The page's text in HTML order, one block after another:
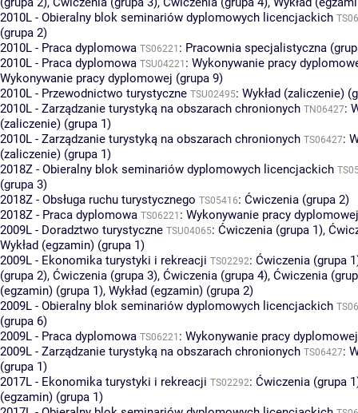
2010L - Obieralny blok seminariów dyplomowych licencjackich
(grupa 2)
2010L - Praca dyplomowa TS06221 : Pracownia specjalistyczna
2010L - Praca dyplomowa TSU04221 : Wykonywanie pracy
Wykonywanie pracy dyplomowej (grupa 9)
2010L - Przewodnictwo turystyczne TSU02495: Wykład (zaliczenie)
2010L - Zarządzanie turystyką na obszarach chronionych TN06427:
(zaliczenie) (grupa 1)
2010L - Zarządzanie turystyką na obszarach chronionych TS06427:
(zaliczenie) (grupa 1)
2018Z - Obieralny blok seminariów dyplomowych licencjackich
(grupa 3)
2018Z - Obsługa ruchu turystycznego TS05416: Ćwiczenia (grupa 2)
2018Z - Praca dyplomowa TS06221 : Wykonywanie pracy
2009L - Doradztwo turystyczne TSU04065: Ćwiczenia (grupa 1),
Wykład (egzamin) (grupa 1)
2009L - Ekonomika turystyki i rekreacji TS02292: Ćwiczenia (grupa
(grupa 2), Ćwiczenia (grupa 3), Ćwiczenia (grupa 4), Ćwiczenia
(egzamin) (grupa 1), Wykład (egzamin) (grupa 2)
2009L - Obieralny blok seminariów dyplomowych licencjackich
(grupa 6)
2009L - Praca dyplomowa TS06221 : Wykonywanie pracy
2009L - Zarządzanie turystyką na obszarach chronionych TS06427:
(grupa 1)
2017L - Ekonomika turystyki i rekreacji TS02292: Ćwiczenia (grupa
(egzamin) (grupa 1)